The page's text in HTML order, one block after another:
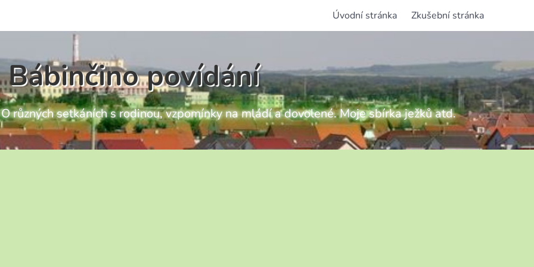
Úvodní stránka Zkušební stránka
Bábinčino povídání
různých setkáních s rodinou, vzpomínky na mládí a dovolené. Moje sbírka ježků atd.